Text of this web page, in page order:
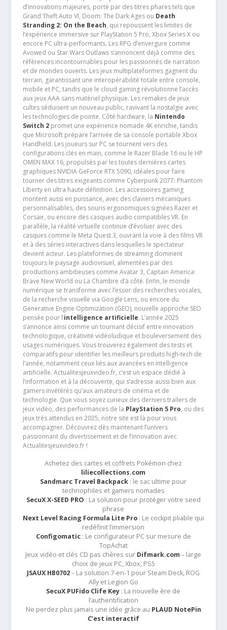
d’innovations majeures, porté par des titres phares tels que
Grand Theft Auto VI, Doom: The Dark Ages ou Death
Stranding 2: On the Beach, qui repoussent les limites de
l’expérience immersive sur PlayStation 5 Pro, Xbox Series X ou
encore PC ultra-performants. Les RPG d’envergure comme
Avowed ou Star Wars Outlaws s’annoncent déjà comme des
références incontournables pour les passionnés de narration
et de mondes ouverts. Les jeux multiplateformes gagnent du
terrain, garantissant une interopérabilité totale entre console,
mobile et PC, tandis que le cloud gaming révolutionne l’accès
aux jeux AAA sans matériel physique. Les remakes de jeux
cultes séduisent un nouveau public, ravivant la nostalgie avec
les technologies de pointe. Côté hardware, la Nintendo
Switch 2promet une expérience nomade 4K enrichie, tandis
que Microsoft prépare l’arrivée de sa console portable Xbox
Handheld. Les joueurs sur PC se tournent vers des
configurations clés en main, comme le Razer Blade 16 ou le HP
OMEN MAX 16, propulsés par les toutes dernières cartes
graphiques NVIDIA GeForce RTX 5090, idéales pour faire
tourner des titres exigeants comme Cyberpunk 2077: Phantom
Liberty en ultra haute définition. Les accessoires gaming
montent aussi en puissance, avec des claviers mécaniques
personnalisables, des souris ergonomiques signées Razer et
Corsair, ou encore des casques audio compatibles VR. En
parallèle, la réalité virtuelle continue d’évoluer avec des
casques comme le Meta Quest 3, ouvrant la voie à des films VR
et à des séries interactives dans lesquelles le spectateur
devient acteur. Les plateformes de streaming dominent
toujours le paysage audiovisuel, alimentées par des
productions ambitieuses comme Avatar 3, Captain America:
Brave New World ou La Chambre d’à côté. Enfin, le monde
numérique se transforme avec l’essor des recherches vocales,
de la recherche visuelle via Google Lens, ou encore du
Generative Engine Optimization (GEO), nouvelle approche SEO
pensée pour l’intelligence artificielle. L’année 2025
s’annonce ainsi comme un tournant décisif entre innovation
technologique, créativité vidéoludique et bouleversement des
usages numériques. Vous trouverez également des tests et
comparatifs pour identifier les meilleurs produits high-tech de
l’année, notamment ceux liés aux avancées en intelligence
artificielle. Actualitesjeuxvideo.fr, c’est un espace dédié à
l’information et à la découverte, qui s’adresse aussi bien aux
gamers invétérés qu’aux amateurs de cinéma et de
technologie. Que vous soyez curieux des derniers trailers de
jeux vidéo, des performances de la PlayStation 5 Pro, ou des
jeux très attendus en 2025, notre site est là pour vous
accompagner. Découvrez dès maintenant l’univers
passionnant du divertissement et de l’innovation avec
Actualitesjeuxvideo.fr !
Achetez des cartes et coffrets Pokémon chez
liliecollections.com
Sandmarc Travel Backpack : le sac ultime pour
technophiles et gamers nomades
SecuX X-SEED PRO : La solution pour protéger votre seed
phrase
Next Level Racing Formula Lite Pro: Le cockpit pliable qui
redéfinit l’immersion
Configomatic: Le configurateur PC sur mesure de
TopAchat
Jeux vidéo et clés CD pas chères sur Difmark.com – large
choix de jeux PC, Xbox, PS5
JSAUX HB0702– La solution 7-en-1 pour Steam Deck, ROG
Ally et Legion Go
SecuX PUFido Clife Key : La nouvelle ère de
l’authentification
Ne perdez plus jamais une idée grâce au PLAUD NotePin
C’est interactif